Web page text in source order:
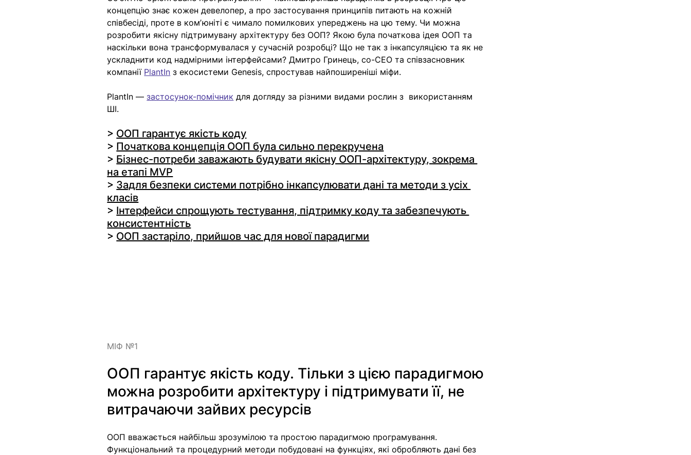
концепцію знає кожен девелопер, а про застосування принципів питають на кожній
співбесіді, проте в комʼюніті є чимало помилкових упереджень на цю тему. Чи можна
розробити якісну підтримувану архітектуру без ООП? Якою була початкова ідея ООП та
наскільки вона трансформувалася у сучасній розробці? Що не так з інкапсуляцією та як не
ускладнити код надмірними інтерфейсами? Дмитро Гринець, co-CEO та співзасновник
компанії PlantIn з екосистеми Genesis, спростував найпоширеніші міфи.
PlantIn — застосунок-помічник для догляду за різними видами рослин з  використанням
ШІ.
> ООП гарантує якість коду
> Початкова концепція ООП була сильно перекручена
> Бізнес-потреби заважають будувати якісну ООП-архітектуру, зокрема
на етапі MVP
> Задля безпеки системи потрібно інкапсулювати дані та методи з усіх
класів
> Інтерфейси спрощують тестування, підтримку коду та забезпечують
консистентність
> ООП застаріло, прийшов час для нової парадигми
МІФ №1
ООП гарантує якість коду. Тільки з цією парадигмою
можна розробити архітектуру і підтримувати її, не
витрачаючи зайвих ресурсів
ООП вважається найбільш зрозумілою та простою парадигмою програмування.
Функціональний та процедурний методи побудовані на функціях, які обробляють дані без